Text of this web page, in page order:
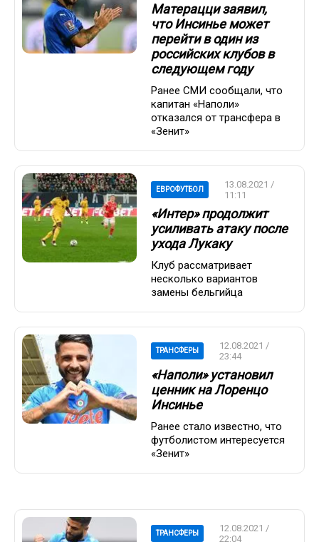
Матерацци заявил,
что Инсинье может
перейти в один из
российских клубов в
следующем году
Ранее СМИ сообщали, что
капитан «Наполи»
отказался от трансфера в
«Зенит»
ЕВРОФУТБОЛ
13.08.2021 /
11:11
«Интер» продолжит
усиливать атаку после
ухода Лукаку
Клуб рассматривает
несколько вариантов
замены бельгийца
ТРАНСФЕРЫ
12.08.2021 /
23:44
«Наполи» установил
ценник на Лоренцо
Инсинье
Ранее стало известно, что
футболистом интересуется
«Зенит»
ТРАНСФЕРЫ
12.08.2021 /
22:04